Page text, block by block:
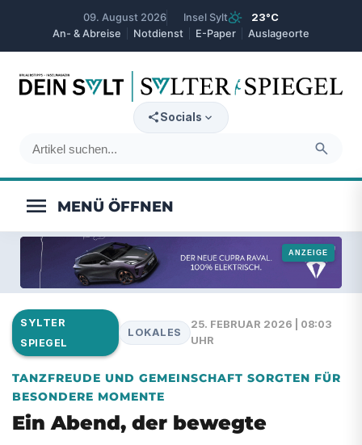
09. August 2026 Insel Syltpartly_cloudy_day
23°C
An- & Abreise
Notdienst E-Paper Auslageorte
search
Socials expand_more
menu
SYLTER
SPIEGEL
LOKALES
25. FEBRUAR 2026 | 08:03
UHR
TANZFREUDE UND GEMEINSCHAFT SORGTEN FÜR
BESONDERE MOMENTE
Ein Abend, der bewegte